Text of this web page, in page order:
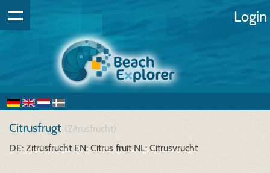
Login
Citrusfrugt (Zitrusfrucht)
DE: Zitrusfrucht EN: Citrus fruit NL: Citrusvrucht